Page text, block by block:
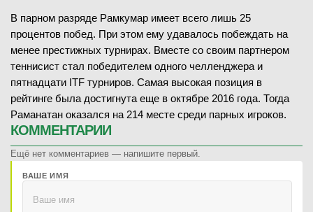
В парном разряде Рамкумар имеет всего лишь 25
процентов побед. При этом ему удавалось побеждать на
менее престижных турнирах. Вместе со своим партнером
теннисист стал победителем одного челленджера и
пятнадцати ITF турниров. Самая высокая позиция в
рейтинге была достигнута еще в октябре 2016 года. Тогда
Раманатан оказался на 214 месте среди парных игроков.
КОММЕНТАРИИ
Ещё нет комментариев — напишите первый.
ВАШЕ ИМЯ